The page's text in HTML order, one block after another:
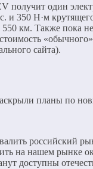
один
и 350 Н·м
км. Также пока
сайта).
российский
на нашем рынке
доступны